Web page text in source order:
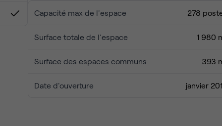
3 et 4) et Strasbourg Saint-Denis (lignes 4, 8 et 9) 🚇.
de travail stimulant et pratique au cœur de Paris !
Capacité max de l'espace 278
Surface totale de l'espace 1 980
Surface des espaces communs 393
Date d'ouverture janvier